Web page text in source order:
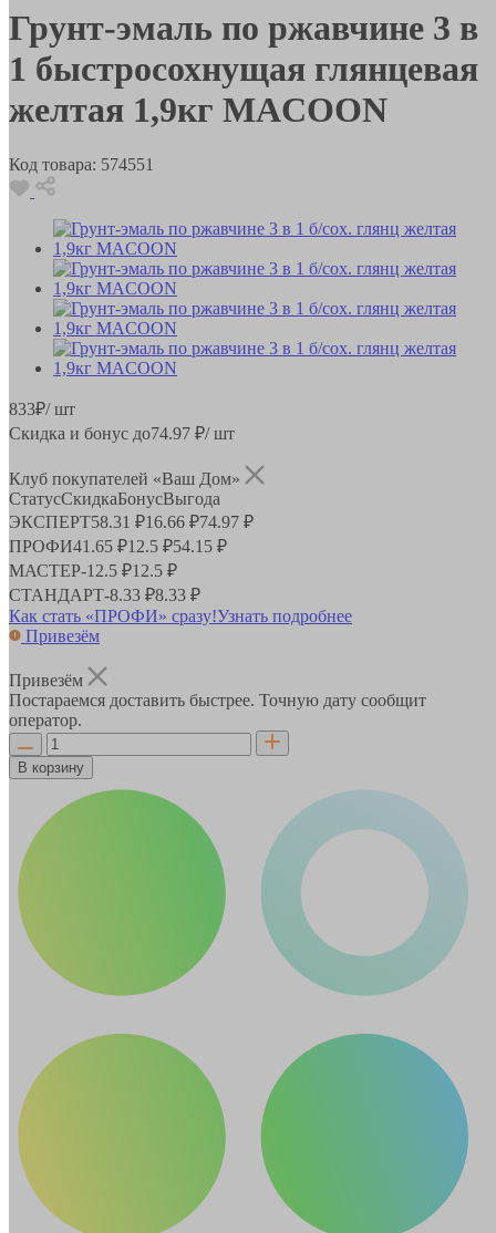
Грунт-эмаль по ржавчине 3 в
1 быстросохнущая глянцевая
желтая 1,9кг MACOON
Код товара: 574551
833₽/ шт
Скидка и бонус до74.97 ₽/ шт
Клуб покупателей «Ваш Дом»
СтатусСкидкаБонусВыгода
ЭКСПЕРТ58.31 ₽16.66 ₽74.97 ₽
ПРОФИ41.65 ₽12.5 ₽54.15 ₽
МАСТЕР-12.5 ₽12.5 ₽
СТАНДАРТ-8.33 ₽8.33 ₽
Как стать «ПРОФИ» сразу!Узнать подробнее
Привезём
Привезём
Постараемся доставить быстрее. Точную дату сообщит
оператор.
В корзину